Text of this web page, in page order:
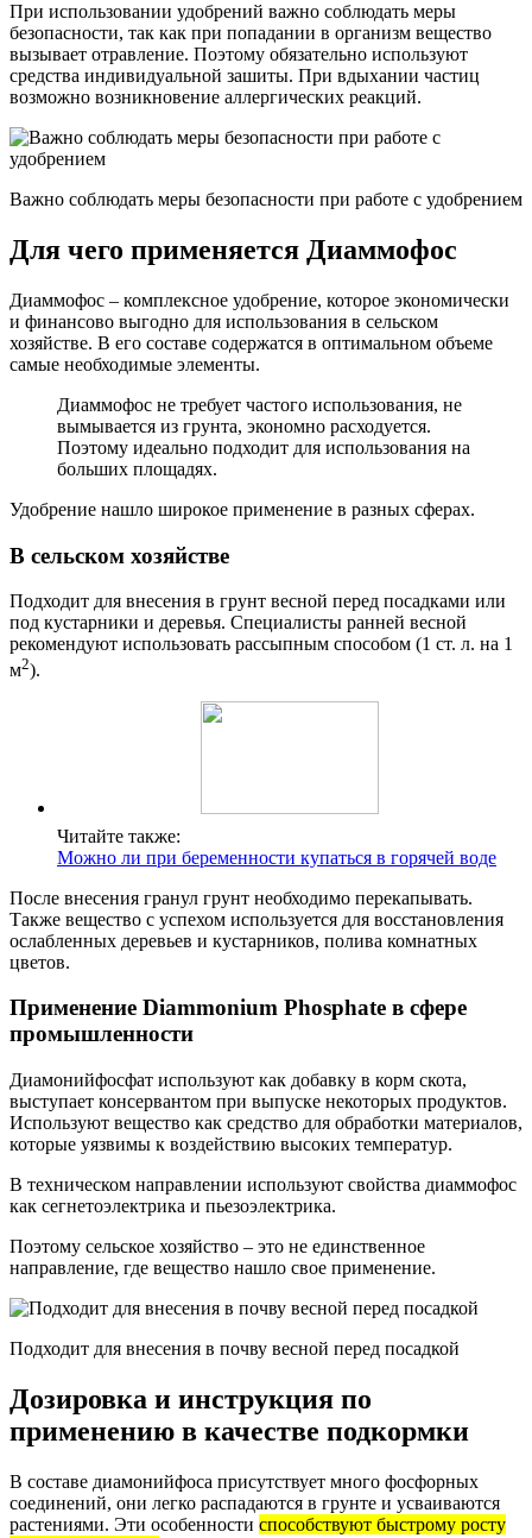
При использовании удобрений важно соблюдать меры
безопасности, так как при попадании в организм вещество
вызывает отравление. Поэтому обязательно используют
средства индивидуальной зашиты. При вдыхании частиц
возможно возникновение аллергических реакций.
Важно соблюдать меры безопасности при работе с удобрением
Для чего применяется Диаммофос
Диаммофос – комплексное удобрение, которое экономически
и финансово выгодно для использования в сельском
хозяйстве. В его составе содержатся в оптимальном объеме
самые необходимые элементы.
Диаммофос не требует частого использования, не
вымывается из грунта, экономно расходуется.
Поэтому идеально подходит для использования на
больших площадях.
Удобрение нашло широкое применение в разных сферах.
В сельском хозяйстве
Подходит для внесения в грунт весной перед посадками или
под кустарники и деревья. Специалисты ранней весной
рекомендуют использовать рассыпным способом (1 ст. л. на 1
м2).
Читайте также:
Можно ли при беременности купаться в горячей воде
После внесения гранул грунт необходимо перекапывать.
Также вещество с успехом используется для восстановления
ослабленных деревьев и кустарников, полива комнатных
цветов.
Применение Diammonium Phosphate в сфере
промышленности
Диамонийфосфат используют как добавку в корм скота,
выступает консервантом при выпуске некоторых продуктов.
Используют вещество как средство для обработки материалов,
которые уязвимы к воздействию высоких температур.
В техническом направлении используют свойства диаммофос
как сегнетоэлектрика и пьезоэлектрика.
Поэтому сельское хозяйство – это не единственное
направление, где вещество нашло свое применение.
Подходит для внесения в почву весной перед посадкой
Дозировка и инструкция по
применению в качестве подкормки
В составе диамонийфоса присутствует много фосфорных
соединений, они легко распадаются в грунте и усваиваются
растениями. Эти особенности способствуют быстрому росту